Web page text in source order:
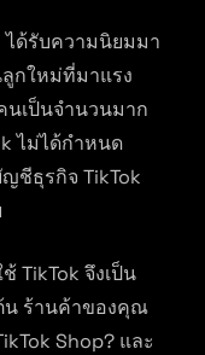
ด้รับความนิยมมา
กใหม่ที่มาแรง
นเป็นจำนวนมาก
ไม่ได้กำหนด
ชีธุรกิจ TikTok
TikTok จึงเป็น
น ร้านค้าของคุณ
Shop? และ